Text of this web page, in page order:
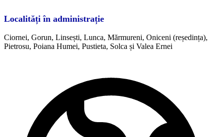
Localități în administrație
Ciornei, Gorun, Linsești, Lunca, Mărmureni, Oniceni (reședința),
Pietrosu, Poiana Humei, Pustieta, Solca și Valea Ernei